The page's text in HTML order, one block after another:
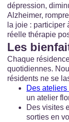
dépression,
Alzheimer,
la joie : participer
réelle thérapie
Les
Chaque
quotidiennes.
résidents ne se
Des
un atelier
Des visites
sorties en